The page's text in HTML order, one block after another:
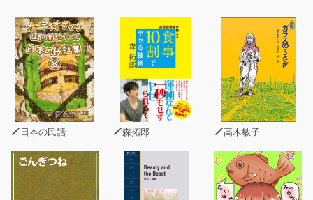
●ChatGPTを使いこなすための勉強はいらない
●講師の言いなりになるな
●教育者の考えはワンクール古い
●悔しさこそモチベーション
●「自分がバカ」と知っている人は強い
●苦手意識で将来を決めるな
●「できない理由」を先に考えるな
●「折れる」のは成果を手放すこと
●稼ぐことが学びになる世界を手に入れろ
◎ワールドカップで英語を身につける
日本の民話 森拓郎 高木敏子